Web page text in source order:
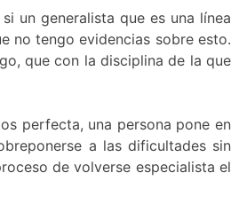
si un generalista que es una línea
no tengo evidencias sobre esto.
que con la disciplina de la que
perfecta, una persona pone en
a las dificultades sin
de volverse especialista el